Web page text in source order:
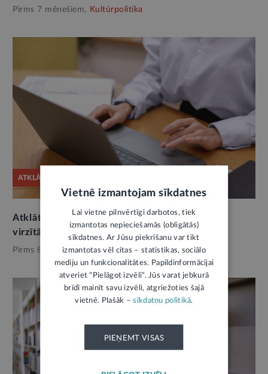
Pirms 7 mēnešiem, Kultūrpolitika
ATKLĀTĀ VĒSTULE
Atklātā vēstule par MK Memoranda padomes
virzītā SEPLP locekļa izvēli un apstiprināšanu
Pirms 8 mēnešiem, Kultūrpolitika
Vietnē izmantojam sīkdatnes
Lai vietne pilnvērtīgi darbotos, tiek
izmantotas nepieciešamās (obligātās)
sīkdatnes. Ar Jūsu piekrišanu var tikt
izmantotas vēl citas – statistikas, sociālo
mediju un funkcionalitātes. Papildinformācijai
atveriet "Pielāgot izvēli". Jūs varat jebkurā
brīdī mainīt savu izvēli, atgriežoties šajā
vietnē. Plašāk –sīkdatņu politikā.
PIEŅEMT VISAS